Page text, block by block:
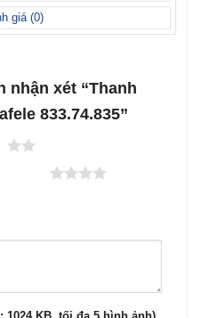
giá (0)
nhận xét “Thanh
833.74.835”